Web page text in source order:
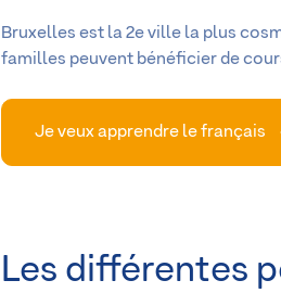
Bruxelles est la 2e ville la plus
familles peuvent bénéficier de
Je veux apprendre le français
Les différentes